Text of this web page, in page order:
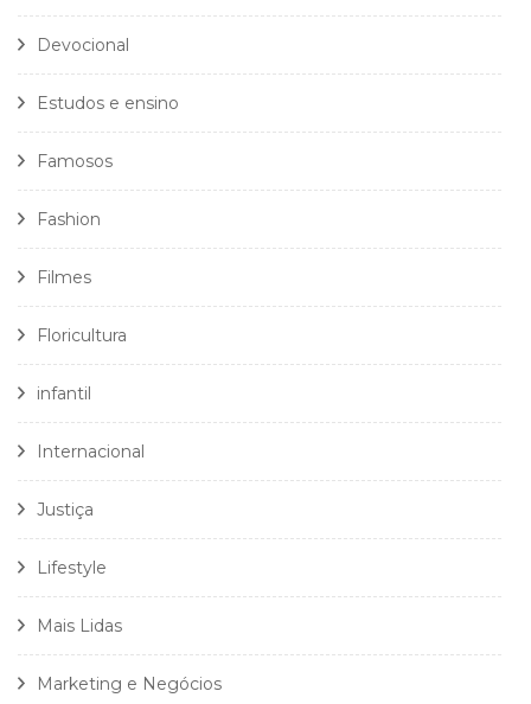
Devocional
Estudos e ensino
Famosos
Fashion
Filmes
Floricultura
infantil
Internacional
Justiça
Lifestyle
Mais Lidas
Marketing e Negócios